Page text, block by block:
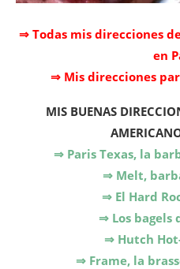
⇒ Todas mis direcciones
en
⇒ Mis direcciones
MIS BUENAS
⇒ Paris Texas, la
⇒ Melt,
⇒ El Hard
⇒ Los bagels
⇒ Hutch
⇒ Frame, la